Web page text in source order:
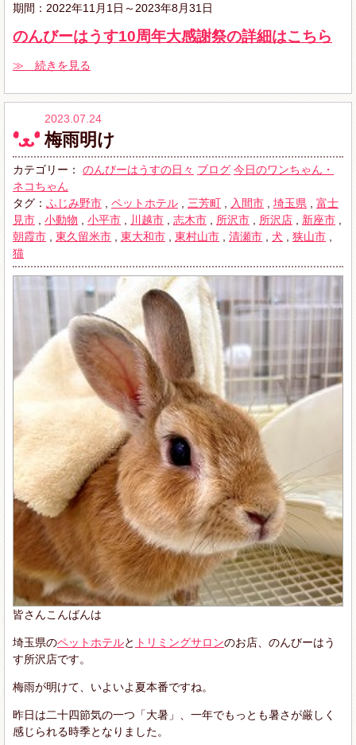
期間：2022年11月1日～2023年8月31日
のんびーはうす10周年大感謝祭の詳細はこちら
≫ 続きを見る
2023.07.24
梅雨明け
カテゴリー： のんびーはうすの日々 ブログ 今日のワンちゃん・
ネコちゃん
タグ： ふじみ野市 ペットホテル 三芳町 入間市 埼玉県
富士
見市
小動物 小平市 川越市 志木市 所沢市 所沢店 新座市
朝霞市
東久留米市 東大和市 東村山市 清瀬市 犬 狭山市
猫
皆さんこんばんは
埼玉県のペットホテルと トリミングサロンのお店、のんびーはう
す所沢店です。
梅雨が明けて、いよいよ夏本番ですね。
昨日は二十四節気の一つ「大暑」、一年でもっとも暑さが厳しく
感じられる時季となりました。